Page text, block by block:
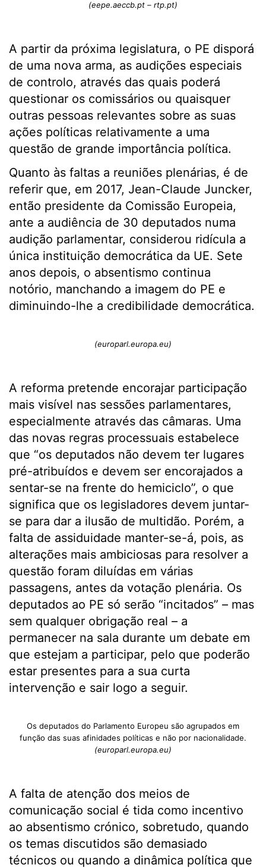
(eepe.aeccb.pt – rtp.pt)
A partir da próxima legislatura, o PE disporá
de uma nova arma, as audições especiais
de controlo, através das quais poderá
questionar os comissários ou quaisquer
outras pessoas relevantes sobre as suas
ações políticas relativamente a uma
questão de grande importância política.
Quanto às faltas a reuniões plenárias, é de
referir que, em 2017, Jean-Claude Juncker,
então presidente da Comissão Europeia,
ante a audiência de 30 deputados numa
audição parlamentar, considerou ridícula a
única instituição democrática da UE. Sete
anos depois, o absentismo continua
notório, manchando a imagem do PE e
diminuindo-lhe a credibilidade democrática.
(europarl.europa.eu)
A reforma pretende encorajar participação
mais visível nas sessões parlamentares,
especialmente através das câmaras. Uma
das novas regras processuais estabelece
que “os deputados não devem ter lugares
pré-atribuídos e devem ser encorajados a
sentar-se na frente do hemiciclo”, o que
significa que os legisladores devem juntar-
se para dar a ilusão de multidão. Porém, a
falta de assiduidade manter-se-á, pois, as
alterações mais ambiciosas para resolver a
questão foram diluídas em várias
passagens, antes da votação plenária. Os
deputados ao PE só serão “incitados” – mas
sem qualquer obrigação real – a
permanecer na sala durante um debate em
que estejam a participar, pelo que poderão
estar presentes para a sua curta
intervenção e sair logo a seguir.
Os deputados do Parlamento Europeu são agrupados em
função das suas afinidades políticas e não por nacionalidade.
(europarl.europa.eu)
A falta de atenção dos meios de
comunicação social é tida como incentivo
ao absentismo crónico, sobretudo, quando
os temas discutidos são demasiado
técnicos ou quando a dinâmica política que